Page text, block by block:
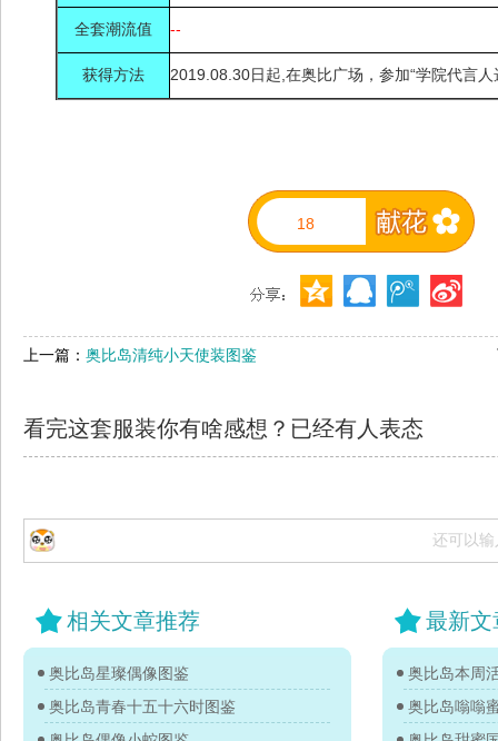
全套潮流值 --
获得方法 2019.08.30日起,在奥比广场， 参加“学院代言人
18
上一篇： 奥比岛清纯小天使装图鉴
看完这套服装你有啥感想？已经有人表态
还可以输
相关文章推荐
奥比岛星璨偶像图鉴
奥比岛青春十五十六时图鉴
最新文
奥比岛本周
奥比岛嗡嗡